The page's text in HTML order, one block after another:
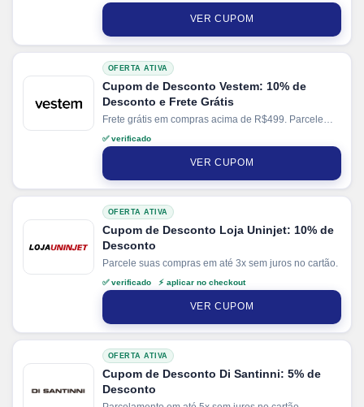
VER CUPOM
OFERTA ATIVA
Cupom de Desconto Vestem: 10% de
Desconto e Frete Grátis
Frete grátis em compras acima de R$499. Parcele
suas compras em até 4x sem juros no cartão. Ganhe
+ 5% de desconto em pagamentos via PIX.
✅ verificado
VER CUPOM
OFERTA ATIVA
Cupom de Desconto Loja Uninjet: 10% de
Desconto
Parcele suas compras em até 3x sem juros no cartão.
✅ verificado ⚡ aplicar no checkout
VER CUPOM
OFERTA ATIVA
Cupom de Desconto Di Santinni: 5% de
Desconto